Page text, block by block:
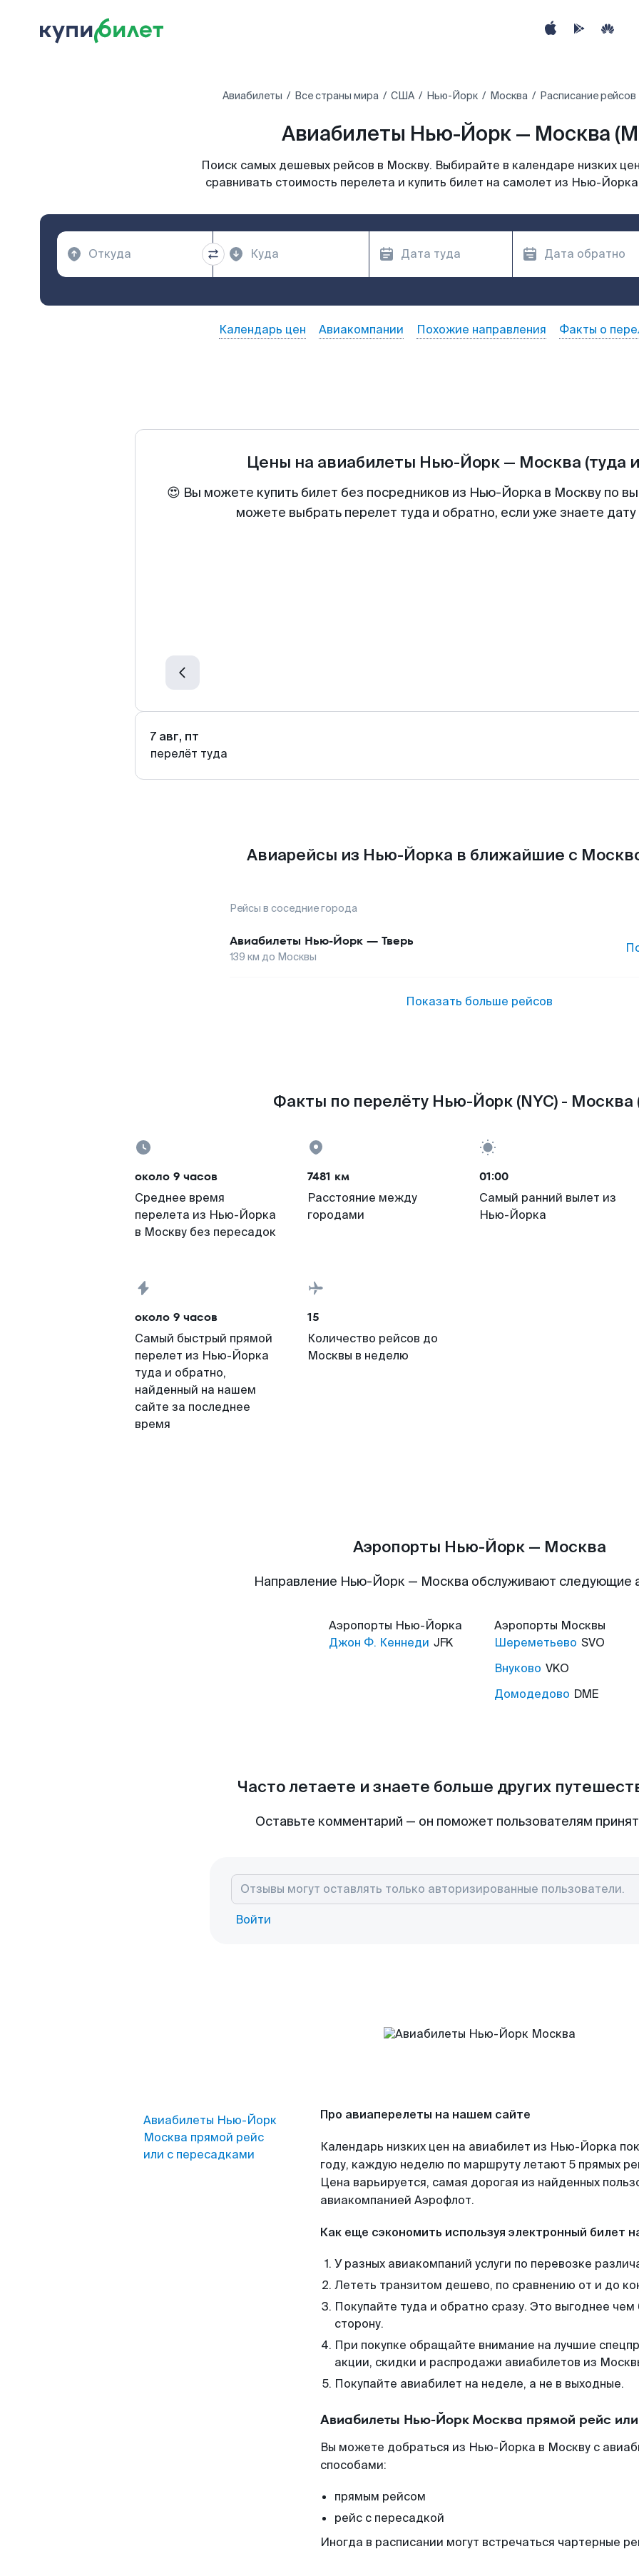
Авиабилеты Все страны мира США Нью-Йорк Москва Расписание
Авиабилеты Нью-Йорк — Москва
Поиск самых дешевых рейсов в Москву. Выбирайте в календаре низких
сравнивать стоимость перелета и купить билет на самолет из Нью-
Календарь цен Авиакомпании Похожие направления Факты о
Цены на авиабилеты Нью-Йорк— Москва (туда
😍 Вы можете купить билет без посредников из Нью-Йорка в Москву по
можете выбрать перелет туда и обратно, если уже знаете
7 авг, пт
перелёт туда
Авиарейсы из Нью-Йорка в ближайшие с
Рейсы в соседние города
Авиабилеты Нью-Йорк — Тверь
139 км до Москвы
Показать больше рейсов
Факты по перелёту Нью-Йорк (NYC) - Москва
около 9 часов
Среднее время
перелета из Нью-Йорка
в Москву без пересадок
7481 км
Расстояние между
городами
01:00
Самый ранний вылет из
Нью-Йорка
около 9 часов
Самый быстрый прямой
перелет из Нью-Йорка
туда и обратно,
найденный на нашем
сайте за последнее
время
15
Количество рейсов до
Москвы в неделю
Аэропорты Нью-Йорк — Москва
Направление Нью-Йорк — Москва обслуживают следующие
Аэропорты Нью-Йорка
Джон Ф. Кеннеди JFK
Аэропорты Москвы
Шереметьево SVO
Внуково VKO
Домодедово DME
Часто летаете и знаете больше других
Оставьте комментарий — он поможет пользователям
Войти
Авиабилеты Нью-Йорк
Москва прямой рейс
или с пересадками
Про авиаперелеты на нашем сайте
Календарь низких цен на авиабилет из Нью-Йорка
году, каждую неделю по маршруту летают 5 прямых
Цена варьируется, самая дорогая из найденных
авиакомпанией Аэрофлот.
Как еще сэкономить используя электронный билет
У разных авиакомпаний услуги по перевозке
Лететь транзитом дешево, по сравнению от и до
Покупайте туда и обратно сразу. Это выгоднее
сторону.
При покупке обращайте внимание на лучшие
акции, скидки и распродажи авиабилетов из
Покупайте авиабилет на неделе, а не в выходные.
Авиабилеты Нью-Йорк Москва прямой рейс
Вы можете добраться из Нью-Йорка в Москву с
способами:
прямым рейсом
рейс с пересадкой
Иногда в расписании могут встречаться чартерные